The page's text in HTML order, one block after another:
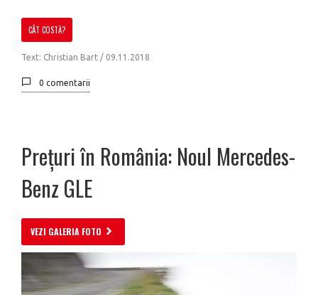
CÂT COSTĂ?
Text: Christian Bart / 09.11.2018
0 comentarii
Prețuri în România: Noul Mercedes-
Benz GLE
VEZI GALERIA FOTO